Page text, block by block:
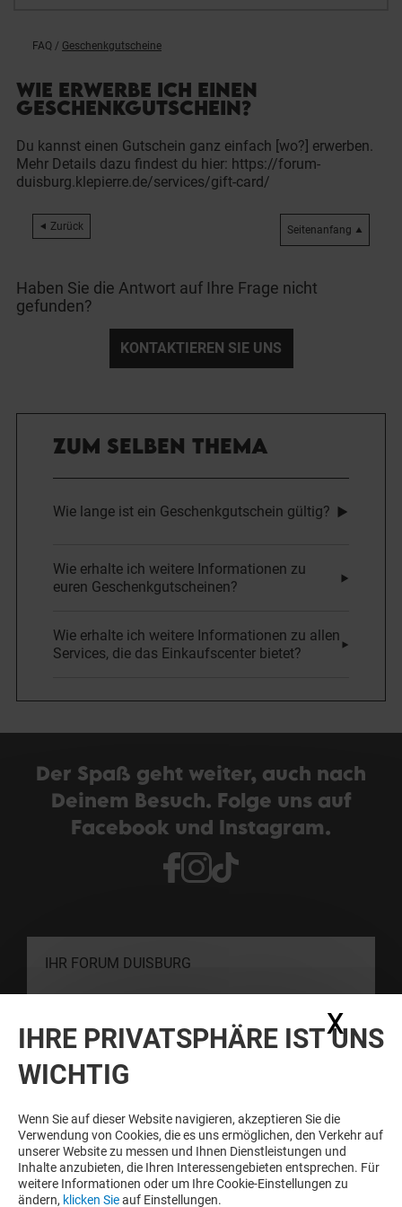
FAQ / Geschenkgutscheine
WIE ERWERBE ICH EINEN
GESCHENKGUTSCHEIN?
Du kannst einen Gutschein ganz einfach [wo?] erwerben.
Mehr Details dazu findest du hier: https://forum-
duisburg.klepierre.de/services/gift-card/
Zurück Seitenanfang
Haben Sie die Antwort auf Ihre Frage nicht
gefunden?
KONTAKTIEREN SIE UNS
ZUM SELBEN THEMA
Wie lange ist ein Geschenkgutschein gültig?
Wie erhalte ich weitere Informationen zu
euren Geschenkgutscheinen?
Wie erhalte ich weitere Informationen zu allen
Services, die das Einkaufscenter bietet?
Der Spaß geht weiter, auch nach
Deinem Besuch. Folge uns auf
Facebook und Instagram.
IHR FORUM DUISBURG
SCHNELLER SEIN ALS DIE ANDEREN
Siehe unsere Bestimmungen zum Schutz
persönlicher Daten.
IHRE PRIVATSPHÄRE IST UNS
WICHTIG
Wenn Sie auf dieser Website navigieren, akzeptieren Sie die
Verwendung von Cookies, die es uns ermöglichen, den Verkehr auf
unserer Website zu messen und Ihnen Dienstleistungen und
Inhalte anzubieten, die Ihren Interessengebieten entsprechen. Für
weitere Informationen oder um Ihre Cookie-Einstellungen zu
ändern, klicken Sieauf Einstellungen.
X